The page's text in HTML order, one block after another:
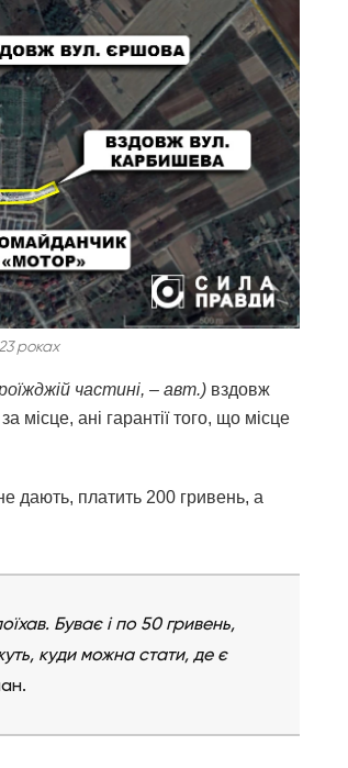
роках
частині, – авт.) вздовж
місце, ані гарантії того, що місце
дають, платить 200 гривень, а
Буває і по 50 гривень,
куди можна стати, де є